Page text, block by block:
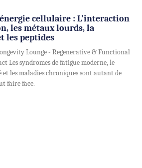
cellulaire : L'interaction
les métaux lourds, la
les peptides
Lounge - Regenerative & Functional
Les syndromes de fatigue moderne, le
les maladies chroniques sont autant de
faire face.